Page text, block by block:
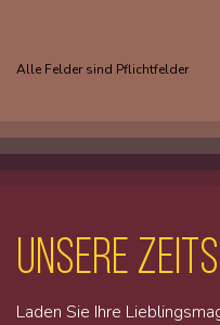
Alle Felder sind Pflichtfelder
unsere
Laden Sie Ihre